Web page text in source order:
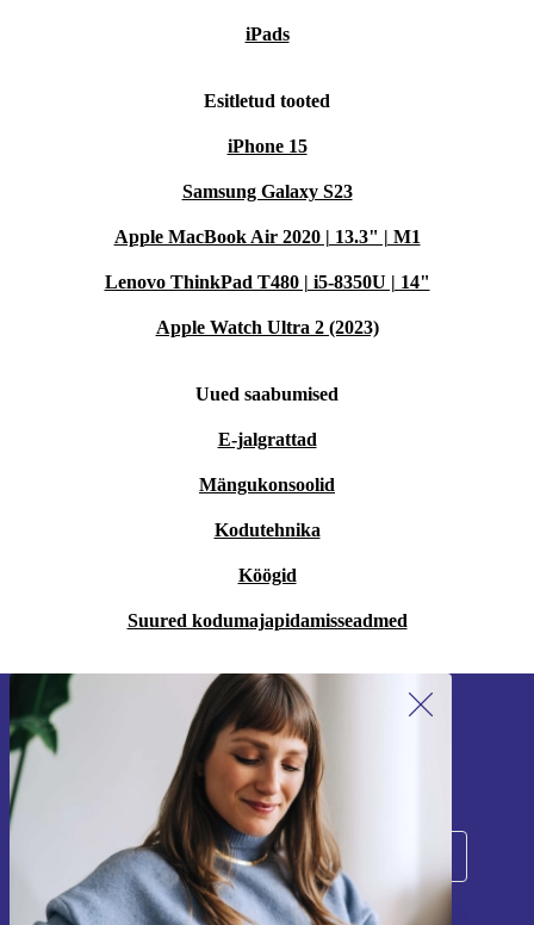
iPads
Esitletud tooted
iPhone 15
Samsung Galaxy S23
Apple MacBook Air 2020 | 13.3" | M1
Lenovo ThinkPad T480 | i5-8350U | 14"
Apple Watch Ultra 2 (2023)
Uued saabumised
E-jalgrattad
Mängukonsoolid
Kodutehnika
Köögid
Suured kodumajapidamisseadmed
Liitu meie uudiskirjaga!
Ära jäta enam ühtegi pakkumist vahele.
Registreeru